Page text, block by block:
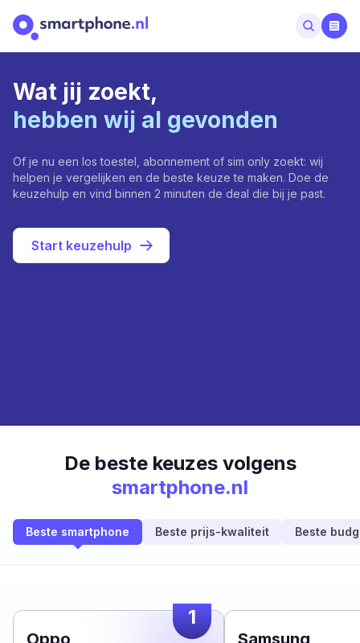
Wat jij zoekt,
hebben wij al gevonden
Of je nu een los toestel, abonnement of sim only zoekt: wij
helpen je vergelijken en de beste keuze te maken. Doe de
keuzehulp en vind binnen 2 minuten de deal die bij je past.
Start keuzehulp
De beste keuzes volgens
smartphone.nl
Beste smartphone Beste prijs-kwaliteit Beste
1
Oppo
Samsung